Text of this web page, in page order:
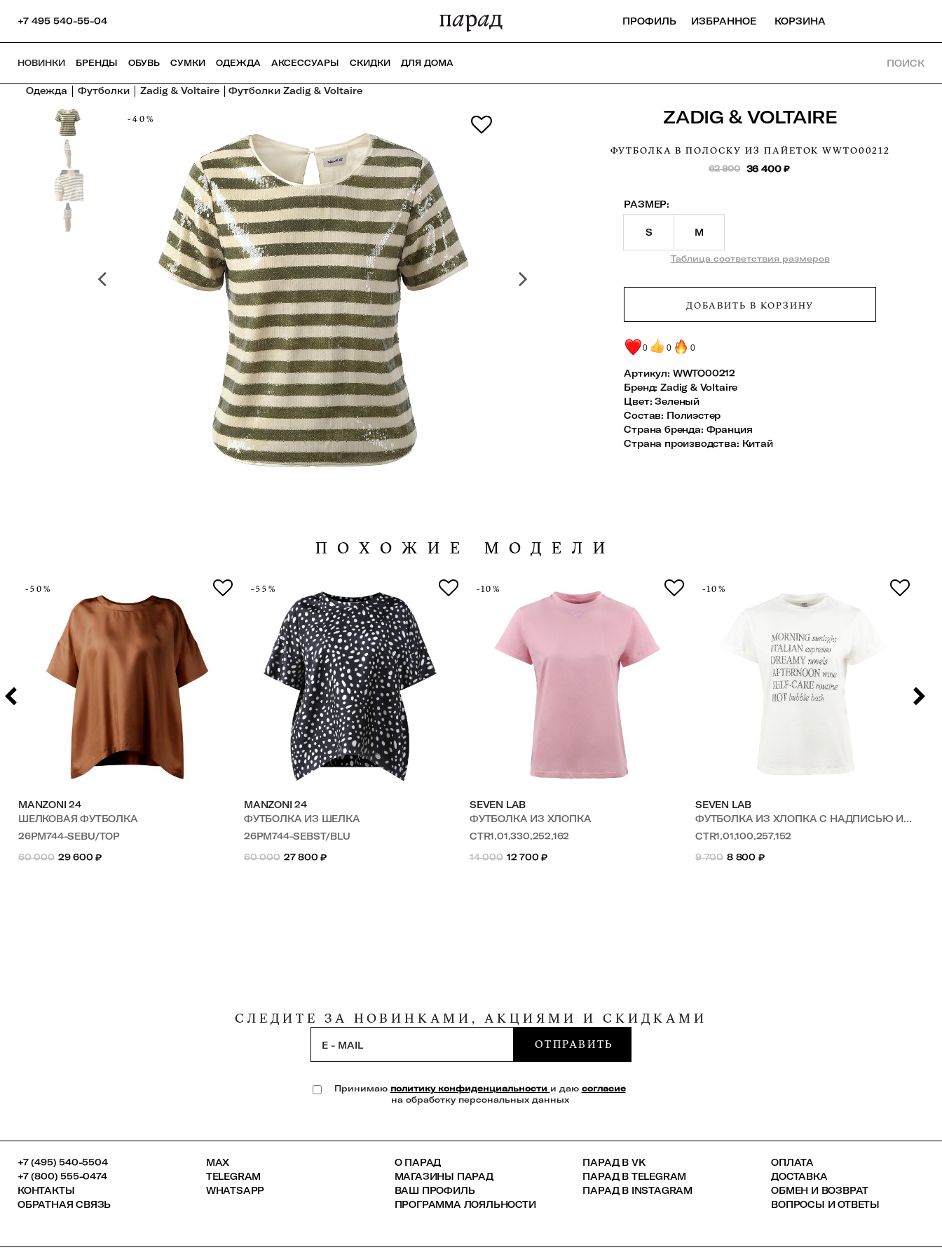
+7 495 540-55-04 ПРОФИЛЬ ИЗБРАННОЕ КОРЗИНА
НОВИНКИ БРЕНДЫ ОБУВЬ СУМКИ ОДЕЖДА АКСЕССУАРЫ СКИДКИ ДЛЯ ДОМА ПОИСК
Одежда Футболки Zadig & Voltaire Футболки Zadig & Voltaire
-40% ZADIG & VOLTAIRE
ФУТБОЛКА В ПОЛОСКУ ИЗ ПАЙЕТОК WWTO00212
62 800 36 400₽
РАЗМЕР:
S M
Таблица соответствия размеров
ДОБАВИТЬ В КОРЗИНУ
0 0 0
Артикул: WWTO00212
Бренд: Zadig & Voltaire
Цвет: Зеленый
Состав: Полиэстер
Страна бренда: Франция
Страна производства: Китай
ПОХОЖИЕ МОДЕЛИ
-50%
MANZONI 24
ШЕЛКОВАЯ ФУТБОЛКА
26PM744-SEBU/TOP
60 000
29 600 ₽
-55%
MANZONI 24
ФУТБОЛКА ИЗ ШЕЛКА
26PM744-SEBST/BLU
60 000
27 800 ₽
-10%
SEVEN LAB
ФУТБОЛКА ИЗ ХЛОПКА
CTR1.01.330.252.162
14 000
12 700 ₽
-10%
SEVEN LAB
ФУТБОЛКА ИЗ ХЛОПКА С НАДПИСЬЮ ИЗ СТРАЗ
CTR1.01.100.257.152
9 700
8 800 ₽
СЛЕДИТЕ ЗА НОВИНКАМИ, АКЦИЯМИ И СКИДКАМИ
E - MAIL ОТПРАВИТЬ
Принимаю политику конфиденциальности и даю согласие
на обработку персональных данных
+7 (495) 540-5504
+7 (800) 555-0474
КОНТАКТЫ
ОБРАТНАЯ СВЯЗЬ
MAX
TELEGRAM
WHATSAPP
О ПАРАД
МАГАЗИНЫ ПАРАД
ВАШ ПРОФИЛЬ
ПРОГРАММА ЛОЯЛЬНОСТИ
ПАРАД В VK
ПАРАД В TELEGRAM
ПАРАД В INSTAGRAM
ОПЛАТА
ДОСТАВКА
ОБМЕН И ВОЗВРАТ
ВОПРОСЫ И ОТВЕТЫ